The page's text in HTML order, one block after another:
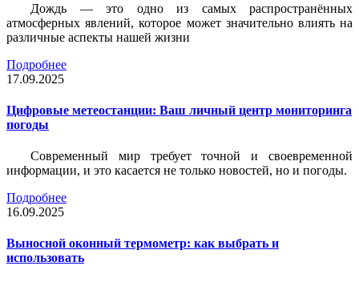
Дождь — это одно из самых распространённых
атмосферных явлений, которое может значительно влиять на
различные аспекты нашей жизни
Подробнее
17.09.2025
Цифровые метеостанции: Ваш личный центр мониторинга
погоды
Современный мир требует точной и своевременной
информации, и это касается не только новостей, но и погоды.
Подробнее
16.09.2025
Выносной оконный термометр: как выбрать и
использовать